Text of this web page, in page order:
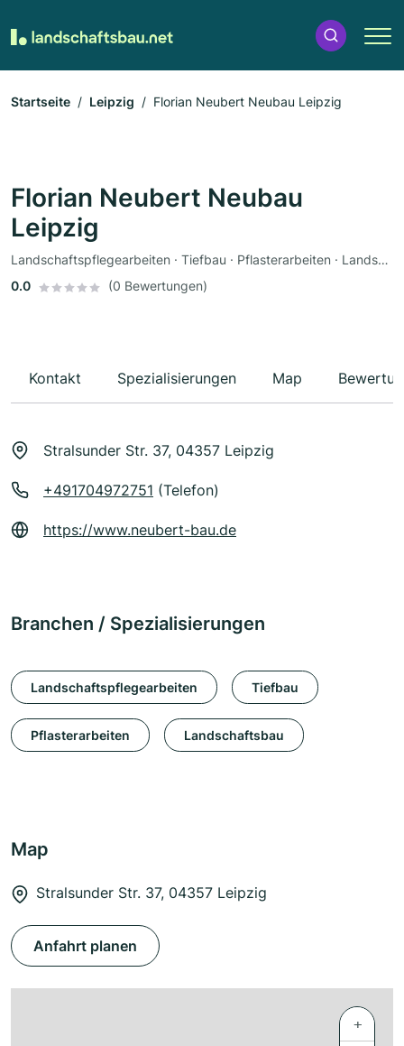
Startseite Leipzig Florian Neubert Neubau Leipzig
Florian Neubert Neubau
Leipzig
Landschaftspflegearbeiten · Tiefbau · Pflasterarbeiten · Landschaftsbau
0.0
(0 Bewertungen)
Kontakt Spezialisierungen Map
Stralsunder Str. 37, 04357 Leipzig
+491704972751 (Telefon)
https://www.neubert-bau.de
Branchen / Spezialisierungen
Landschaftspflegearbeiten Tiefbau
Pflasterarbeiten Landschaftsbau
Map
Stralsunder Str. 37, 04357 Leipzig
Anfahrt planen
+